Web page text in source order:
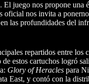
juego nos propone una
oficial nos invita a
las profundidades del
repartidos entre los
estos cartuchos logró
Glory of Heracles para
East, y contó con la